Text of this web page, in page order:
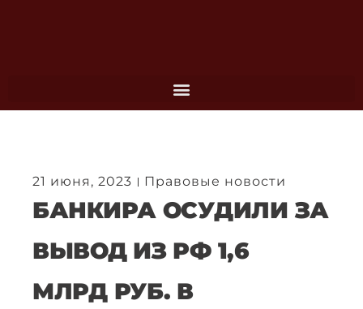
21 июня, 2023 Правовые новости
БАНКИРА ОСУДИЛИ ЗА
ВЫВОД ИЗ РФ 1,6
МЛРД РУБ. В